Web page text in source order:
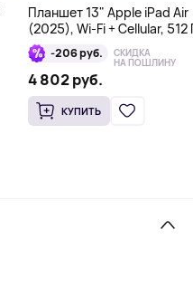
Планшет 13" Apple iPad Air
(2025), Wi-Fi + Cellular, 512
голубой-206 руб. СКИДКА
НА ПОШЛИНУ
4 802 руб.
КУПИТЬ